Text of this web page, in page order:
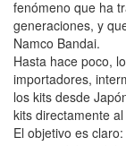
fenómeno que ha
generaciones, y
Namco Bandai.
Hasta hace poco,
importadores,
los kits desde
kits directamente
El objetivo es